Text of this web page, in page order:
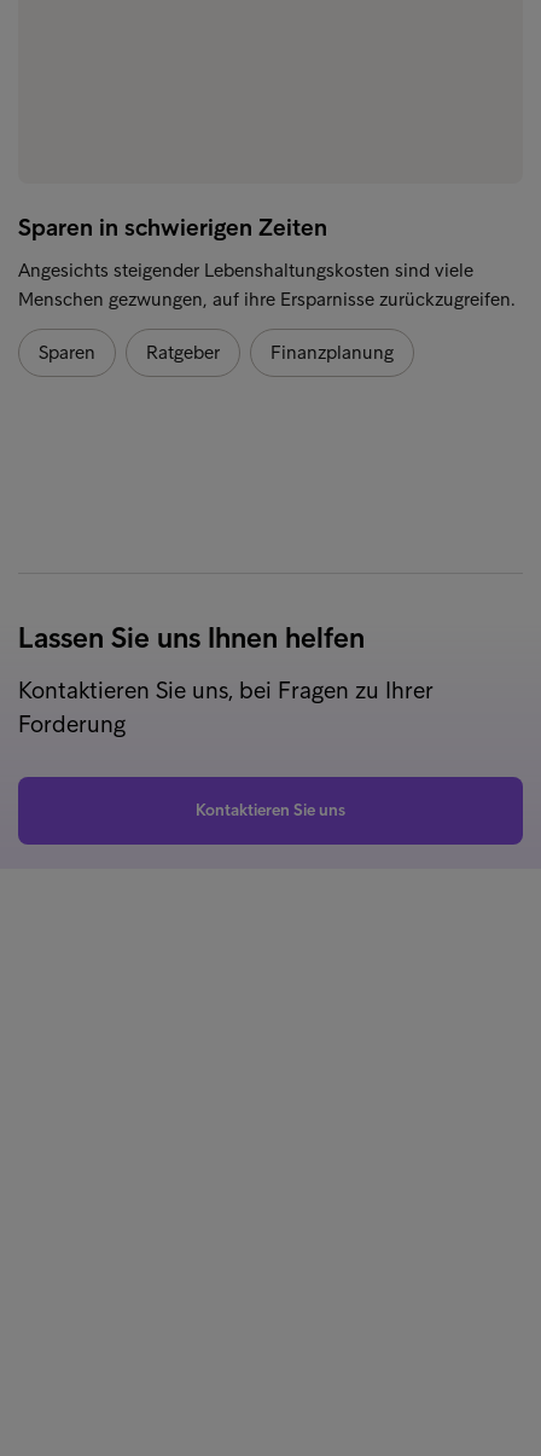
Sparen in schwierigen Zeiten
Angesichts steigender Lebenshaltungskosten sind viele
Menschen gezwungen, auf ihre Ersparnisse zurückzugreifen.
Sparen Ratgeber Finanzplanung
Lassen Sie uns Ihnen helfen
Kontaktieren Sie uns, bei Fragen zu Ihrer
Forderung
Kontaktieren Sie uns